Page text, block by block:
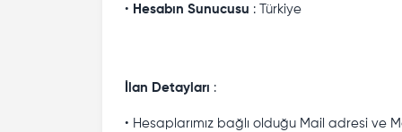
• Hesabın Sunucusu : Türkiye
İlan Detayları :
• Hesaplarımız bağlı olduğu Mail adresi ve